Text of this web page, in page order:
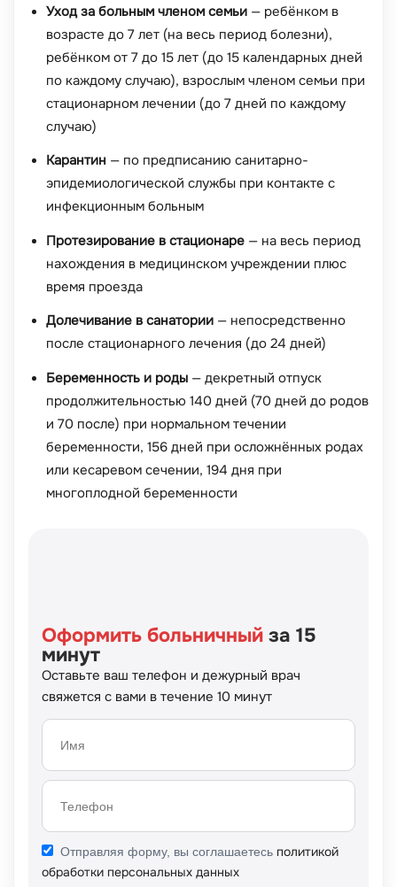
Уход за больным членом семьи — ребёнком в
возрасте до 7 лет (на весь период болезни),
ребёнком от 7 до 15 лет (до 15 календарных дней
по каждому случаю), взрослым членом семьи при
стационарном лечении (до 7 дней по каждому
случаю)
Карантин — по предписанию санитарно-
эпидемиологической службы при контакте с
инфекционным больным
Протезирование в стационаре — на весь период
нахождения в медицинском учреждении плюс
время проезда
Долечивание в санатории — непосредственно
после стационарного лечения (до 24 дней)
Беременность и роды — декретный отпуск
продолжительностью 140 дней (70 дней до родов
и 70 после) при нормальном течении
беременности, 156 дней при осложнённых родах
или кесаревом сечении, 194 дня при
многоплодной беременности
Оформить больничный за 15
минут
Оставьте ваш телефон и дежурный врач
свяжется с вами в течение 10 минут
Отправляя форму, вы соглашаетесь политикой
обработки персональных данных